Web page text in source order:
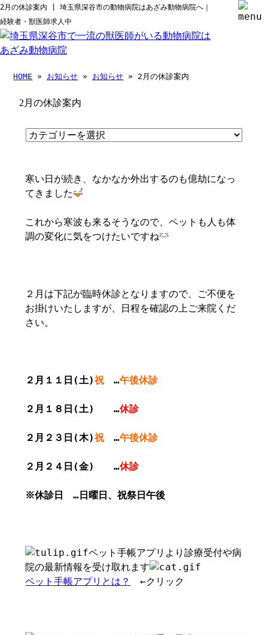
2月の休診案内 | 埼玉県深谷市の動物病院はあざみ動物病院へ｜
経験者・獣医師求人中
HOME » お知らせ » お知らせ » 2月の休診案内
2月の休診案内
寒い日が続き、なかなか外出するのも億劫になっ
てきました
これから寒波も来るそうなので、ペットも人も体
調の変化に気をつけたいですね
２月は下記が臨時休診となりますので、ご不便を
お掛けいたしますが、日程を確認の上ご来院くだ
さい。
２月１１日(土)祝…午後休診
２月１８日(土) …休診
２月２３日(木)祝…午後休診
２月２４日(金) …休診
※休診日 …日曜日、祝祭日午後
ペット手帳アプリより診療受付や病
院の最新情報を受け取れます
ペット手帳アプリとは？
←クリック